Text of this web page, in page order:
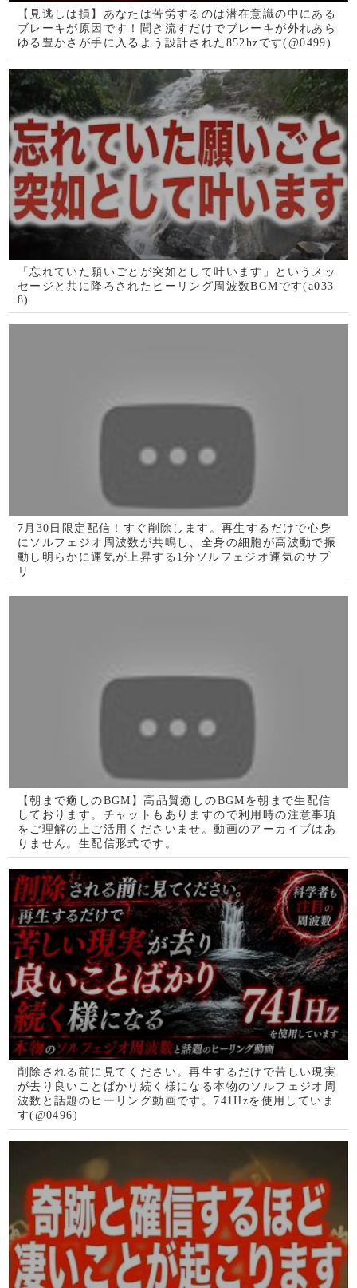
7月30日限定配信！すぐ削除します。再生するだけで心身
にソルフェジオ周波数が共鳴し、全身の細胞が高波動で振
動し明らかに運気が上昇する1分ソルフェジオ運気のサプ
【朝まで癒しのBGM】高品質癒しのBGMを朝まで生配信
しております。チャットもありますので利用時の注意事項
をご理解の上ご活用くださいませ。動画のアーカイブはあ
りません。生配信形式です。
削除される前に見てください。再生するだけで苦しい現実
【朝まで癒しのBGM】高品質癒しのBGMを朝まで生配信
しております。チャットもありますので利用時の注意事項
をご理解の上ご活用くださいませ。動画のアーカイブはあ
りません。生配信形式です。
7月29日限定配信！すぐ削除します。再生するだけで心身
にソルフェジオ周波数が共鳴し、全身の細胞が高波動で振
動し明らかに運気が上昇する1分ソルフェジオ運気のサプ
リ
1秒でもすごいです。本物です。どうぞ再生して下さい。
世界最高品質のピアノを使用し完璧にソルフェジオ周波数
に調律しています。聞くと聞かないとで雲泥の差が開く様
に直感している444Hz調律(@0498)